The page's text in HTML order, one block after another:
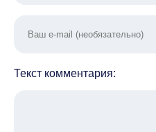
Текст комментария: